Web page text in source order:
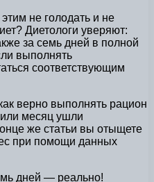
этим не голодать и не
Диетологи уверяют:
за семь дней в полной
выполнять
соответствующим
верно выполнять рацион
месяц ушли
же статьи вы отыщете
при помощи данных
дней — реально!